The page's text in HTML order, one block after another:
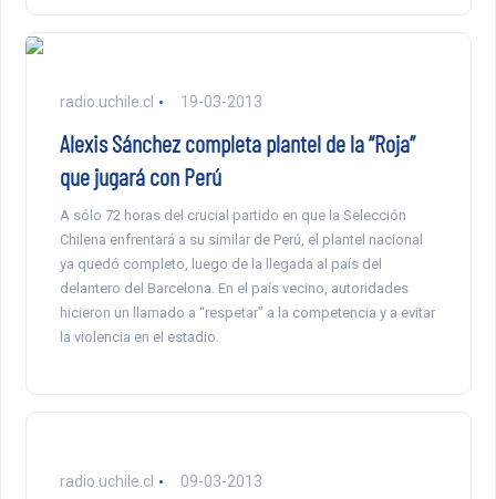
radio.uchile.cl 19-03-2013
Alexis Sánchez completa plantel de la “Roja”
que jugará con Perú
A sólo 72 horas del crucial partido en que la Selección
Chilena enfrentará a su similar de Perú, el plantel nacional
ya quedó completo, luego de la llegada al país del
delantero del Barcelona. En el país vecino, autoridades
hicieron un llamado a “respetar” a la competencia y a evitar
la violencia en el estadio.
radio.uchile.cl 09-03-2013